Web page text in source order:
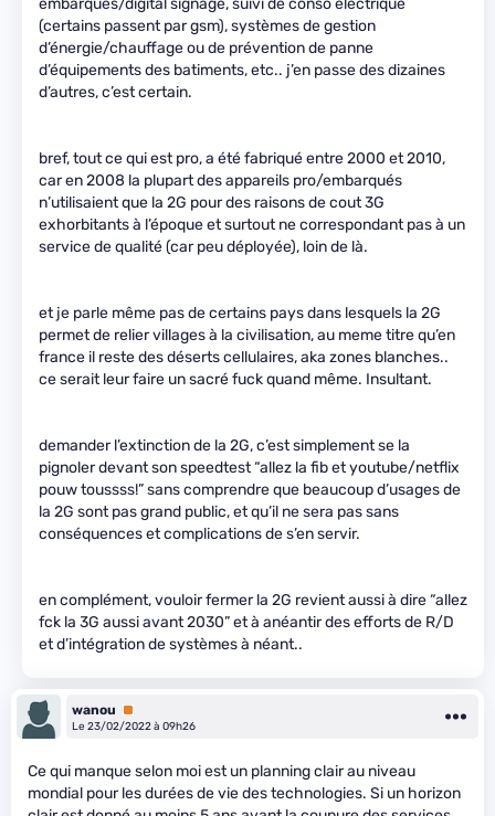
embarqués/digital signage, suivi de conso électrique
(certains passent par gsm), systèmes de gestion
d’énergie/chauffage ou de prévention de panne
d’équipements des batiments, etc.. j’en passe des dizaines
d’autres, c’est certain.
bref, tout ce qui est pro, a été fabriqué entre 2000 et 2010,
car en 2008 la plupart des appareils pro/embarqués
n’utilisaient que la 2G pour des raisons de cout 3G
exhorbitants à l’époque et surtout ne correspondant pas à un
service de qualité (car peu déployée), loin de là.
et je parle même pas de certains pays dans lesquels la 2G
permet de relier villages à la civilisation, au meme titre qu’en
france il reste des déserts cellulaires, aka zones blanches..
ce serait leur faire un sacré fuck quand même. Insultant.
demander l’extinction de la 2G, c’est simplement se la
pignoler devant son speedtest “allez la fib et youtube/netflix
pouw toussss!” sans comprendre que beaucoup d’usages de
la 2G sont pas grand public, et qu’il ne sera pas sans
conséquences et complications de s’en servir.
en complément, vouloir fermer la 2G revient aussi à dire “allez
fck la 3G aussi avant 2030” et à anéantir des efforts de R/D
et d’intégration de systèmes à néant..
wanou
Premium
Le 23/02/2022 à 09h26
Ce qui manque selon moi est un planning clair au niveau
mondial pour les durées de vie des technologies. Si un horizon